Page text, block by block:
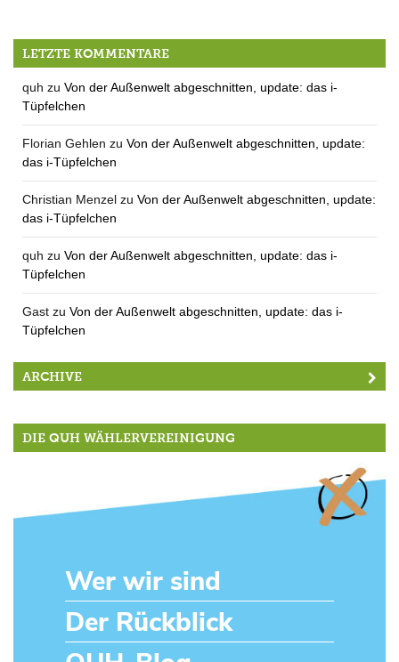
Vorbildlich unterwegs: die Schreinerei Pfisterer
LETZTE KOMMENTARE
quh zu Von der Außenwelt abgeschnitten, update: das i-
Tüpfelchen
Florian Gehlen zu Von der Außenwelt abgeschnitten, update:
das i-Tüpfelchen
Christian Menzel zu Von der Außenwelt abgeschnitten, update:
das i-Tüpfelchen
quh zu Von der Außenwelt abgeschnitten, update: das i-
Tüpfelchen
Gast zu Von der Außenwelt abgeschnitten, update: das i-
Tüpfelchen
ARCHIVE
DIE QUH WÄHLERVEREINIGUNG
Wer wir sind
Der Rückblick